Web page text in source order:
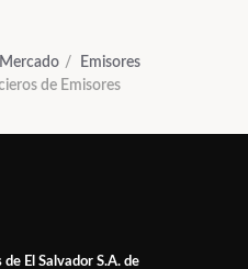
Emisores
de Emisores
de El Salvador S.A. de